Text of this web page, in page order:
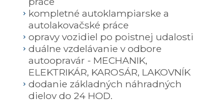
kompletné autoklampiarske a
autolakovačské práce
opravy vozidiel po poistnej udalosti
duálne vzdelávanie v odbore
autoopravár - MECHANIK,
ELEKTRIKÁR, KAROSÁR, LAKOVNÍK
dodanie základných náhradných
dielov do 24 HOD.